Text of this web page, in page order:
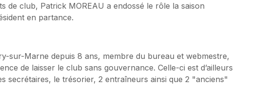
de club, Patrick MOREAU a endossé le rôle la saison
en partance.
sur-Marne depuis 8 ans, membre du bureau et webmestre,
de laisser le club sans gouvernance. Celle-ci est d’ailleurs
secrétaires, le trésorier, 2 entraîneurs ainsi que 2 "anciens"